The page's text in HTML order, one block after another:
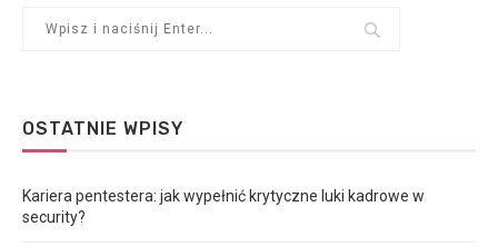
OSTATNIE WPISY
Kariera pentestera: jak wypełnić krytyczne luki kadrowe w
security?